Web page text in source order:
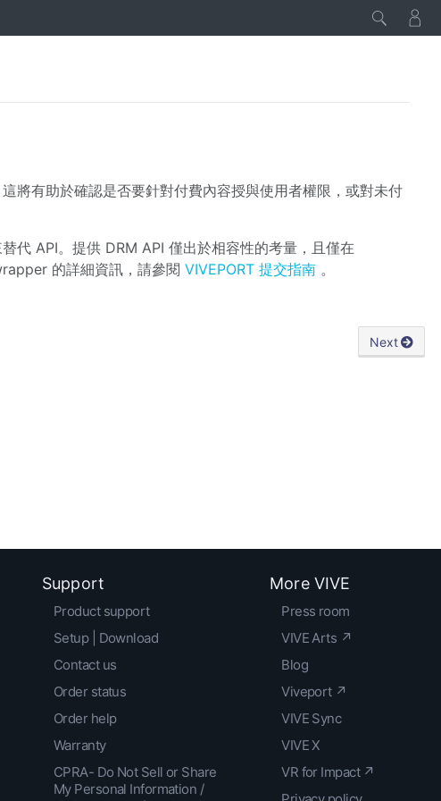
將有助於確認是否要針對付費內容授與使用者權限，或對未付
代 API。提供 DRM API 僅出於相容性的考量，且僅在
的詳細資訊，請參閱 VIVEPORT 提交指南 。
Next
Support
Product support
Setup | Download
Contact us
Order status
Order help
Warranty
CPRA- Do Not Sell or Share
My Personal Information /
More VIVE
Press room
VIVE Arts ↗
Blog
Viveport ↗
VIVE Sync
VIVE X
VR for Impact ↗